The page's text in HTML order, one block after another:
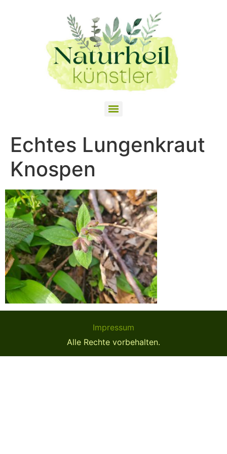
Echtes Lungenkraut
Knospen
Impressum
Alle Rechte vorbehalten.